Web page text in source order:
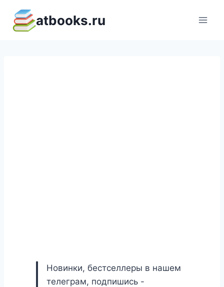
содержимому
atbooks.ru
Новинки, бестселлеры в нашем
телеграм, подпишись -